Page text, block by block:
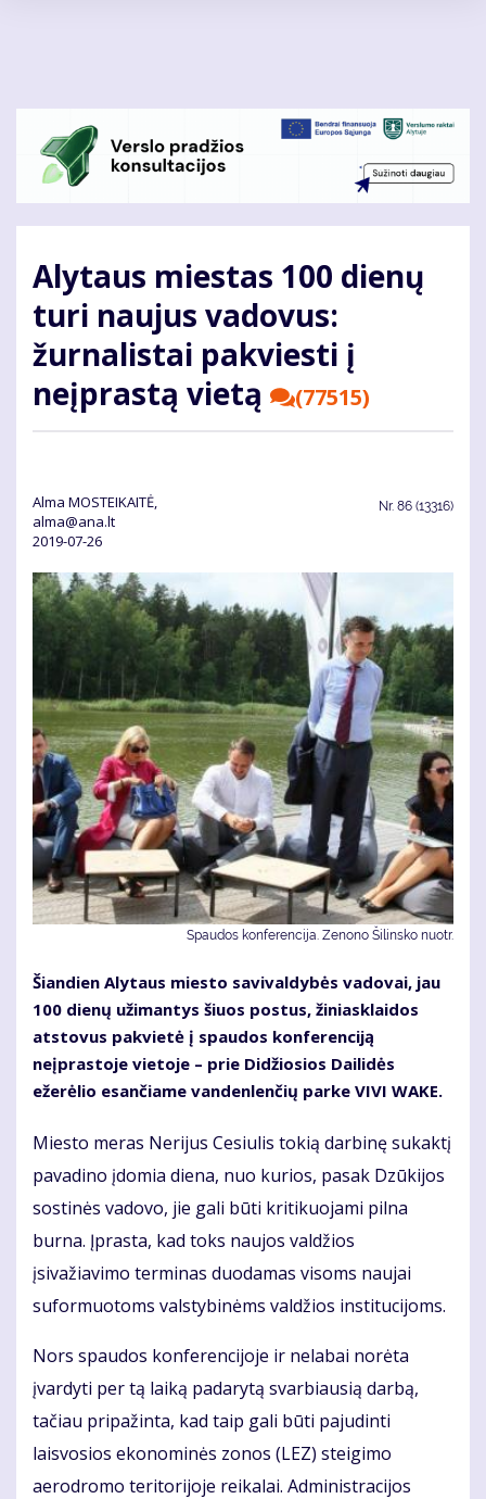
Alytaus miestas 100 dienų
turi naujus vadovus:
žurnalistai pakviesti į
neįprastą vietą
(77515)
Alma MOSTEIKAITĖ,
alma@ana.lt
2019-07-26
Nr. 86 (13316)
Spaudos konferencija. Zenono Šilinsko nuotr.
Šiandien Alytaus miesto savivaldybės vadovai, jau
100 dienų užimantys šiuos postus, žiniasklaidos
atstovus pakvietė į spaudos konferenciją
neįprastoje vietoje – prie Didžiosios Dailidės
ežerėlio esančiame vandenlenčių parke VIVI WAKE.
Miesto meras Nerijus Cesiulis tokią darbinę sukaktį
pavadino įdomia diena, nuo kurios, pasak Dzūkijos
sostinės vadovo, jie gali būti kritikuojami pilna
burna. Įprasta, kad toks naujos valdžios
įsivažiavimo terminas duodamas visoms naujai
suformuotoms valstybinėms valdžios institucijoms.
Nors spaudos konferencijoje ir nelabai norėta
įvardyti per tą laiką padarytą svarbiausią darbą,
tačiau pripažinta, kad taip gali būti pajudinti
laisvosios ekonominės zonos (LEZ) steigimo
aerodromo teritorijoje reikalai. Administracijos